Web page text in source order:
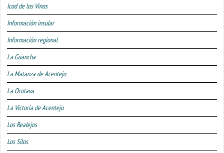
Icod de los Vinos
Información insular
Información regional
La Guancha
La Matanza de Acentejo
La Orotava
La Victoria de Acentejo
Los Realejos
Los Silos